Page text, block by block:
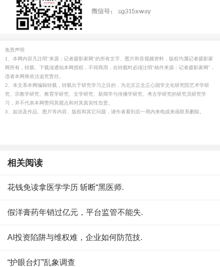
免责声明
1、本网内容凡注明"来源：记者摄影家网"的所有文字、图片和音视频资料，版权均属记者摄影家
网所有，转载、下载须通知本网授权，不得商用，在转载时必须注明"稿件来源：记者摄影家网"，
违者本网将依法追究责任。
2、本文系本网编辑转载，转载出于研究学习之目的，为北京正念正心国学文化研究院艺术学研
究、宗教学研究、教育学研究、文学研究、新闻学与传播学研究、考古学研究的研究员研究学
习，并不代表本网赞同其观点和对其真实性负责。
3、如涉及作品、图片等内容、版权和其它问题，请作者看到后一周内来电或来函联系删除。
相关阅读
花钱免读拿医学学历 斩断“黑医师.
假洋膏药年销过亿元，平台监管不能失.
AI投资陷阱与维权难，企业如何防范技.
“护眼台灯”乱象调查